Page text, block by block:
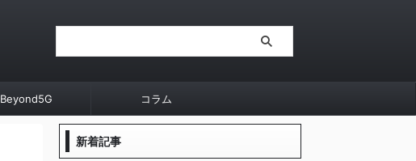
Beyond5G コラム
新着記事